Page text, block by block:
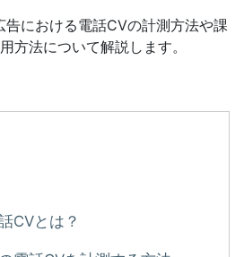
における電話CVの計測方法や課
方法について解説します。
CVとは？